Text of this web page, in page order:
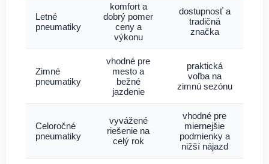
Letné
pneumatiky
komfort a
dobrý pomer
ceny a
výkonu
dostupnosť a
tradičná
značka
Zimné
pneumatiky
vhodné pre
mesto a
bežné
jazdenie
praktická
voľba na
zimnú sezónu
Celoročné
pneumatiky
vyvážené
riešenie na
celý rok
vhodné pre
miernejšie
podmienky a
nižší nájazd